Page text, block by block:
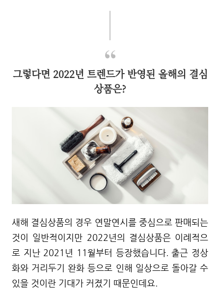
그렇다면 2022년 트렌드가 반영된 올해의 결심
상품은?
새해 결심상품의 경우 연말연시를 중심으로 판매되는
것이 일반적이지만 2022년의 결심상품은 이례적으
로 지난 2021년 11월부터 등장했습니다.출근 정상
화와 거리두기완화 등으로 인해 일상으로 돌아갈 수
있을 것이란 기대가 커졌기 때문인데요.